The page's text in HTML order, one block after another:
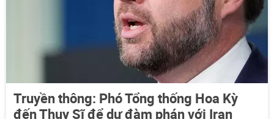
Truyền thông: Phó Tổng thống Hoa Kỳ
đến Thụy Sĩ để dự đàm phán với Iran